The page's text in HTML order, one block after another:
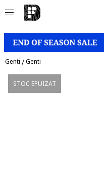
Genti /Genti
STOC EPUIZAT